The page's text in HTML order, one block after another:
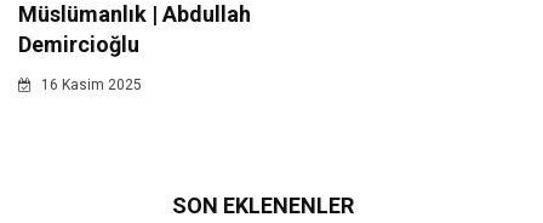
Müslümanlık | Abdullah
Demircioğlu
16 Kasim 2025
SON EKLENENLER